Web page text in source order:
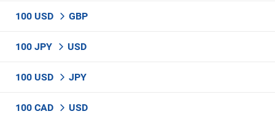
100 USD GBP
100 JPY USD
100 USD JPY
100 CAD USD